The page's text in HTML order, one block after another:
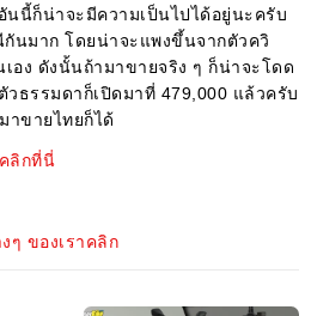
นนี้ก็น่าจะมีความเป็นไปได้อยู่นะครับ
นมาก โดยน่าจะแพงขึ้นจากตัวควิ
อง ดังนั้นถ้ามาขายจริง ๆ ก็น่าจะโดด
วธรรมดาก็เปิดมาที่ 479,000 แล้วครับ
าขายไทยก็ได้
ลิกที่นี่
ๆ ของเราคลิก